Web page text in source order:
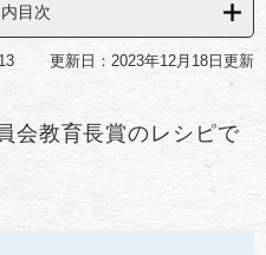
目次
更新日：2023年12月18日更新
会教育長賞のレシピで